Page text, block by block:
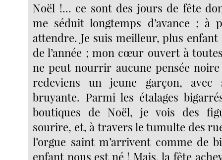
Noël !... ce sont des jours de fête
me séduit longtemps d’avance ; à
attendre. Je suis meilleur, plus
de l’année ; mon cœur ouvert à
ne peut nourrir aucune pensée
redeviens un jeune garçon,
bruyante. Parmi les étalages
boutiques de Noël, je vois des
sourire, et, à travers le tumulte des
l’orgue saint m’arrivent comme de
enfant nous est né ! Mais, la fête